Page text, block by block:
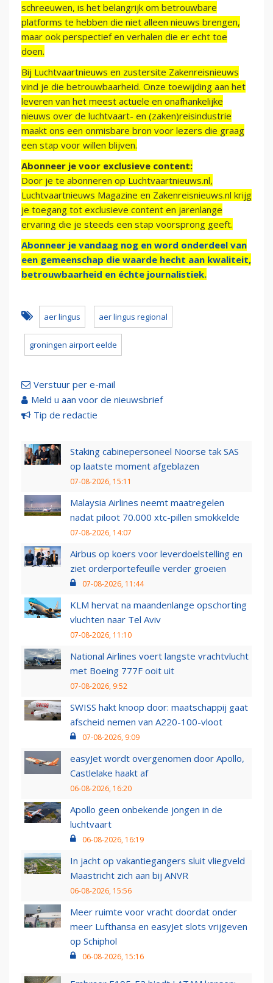
schreeuwen, is het belangrijk om betrouwbare
platforms te hebben die niet alleen nieuws brengen,
maar ook perspectief en verhalen die er echt toe
doen.
Bij Luchtvaartnieuws en zustersite Zakenreisnieuws
vind je die betrouwbaarheid. Onze toewijding aan het
leveren van het meest actuele en onafhankelijke
nieuws over de luchtvaart- en (zaken)reisindustrie
maakt ons een onmisbare bron voor lezers die graag
een stap voor willen blijven.
Abonneer je voor exclusieve content:
Door je te abonneren op Luchtvaartnieuws.nl,
Luchtvaartnieuws Magazine en Zakenreisnieuws.nl krijg
je toegang tot exclusieve content en jarenlange
ervaring die je steeds een stap voorsprong geeft.
Abonneer je vandaag nog en word onderdeel van
een gemeenschap die waarde hecht aan kwaliteit,
betrouwbaarheid en échte journalistiek.
aer lingus aer lingus regional
groningen airport eelde
Verstuur per e-mail
Meld u aan voor de nieuwsbrief
Tip de redactie
Staking cabinepersoneel Noorse tak SAS
op laatste moment afgeblazen
07-08-2026, 15:11
Malaysia Airlines neemt maatregelen
nadat piloot 70.000 xtc-pillen smokkelde
07-08-2026, 14:07
Airbus op koers voor leverdoelstelling en
ziet orderportefeuille verder groeien
07-08-2026, 11:44
KLM hervat na maandenlange opschorting
vluchten naar Tel Aviv
07-08-2026, 11:10
National Airlines voert langste vrachtvlucht
met Boeing 777F ooit uit
07-08-2026, 9:52
SWISS hakt knoop door: maatschappij gaat
afscheid nemen van A220-100-vloot
07-08-2026, 9:09
easyJet wordt overgenomen door Apollo,
Castlelake haakt af
06-08-2026, 16:20
Apollo geen onbekende jongen in de
luchtvaart
06-08-2026, 16:19
In jacht op vakantiegangers sluit vliegveld
Maastricht zich aan bij ANVR
06-08-2026, 15:56
Meer ruimte voor vracht doordat onder
meer Lufthansa en easyJet slots vrijgeven
op Schiphol
06-08-2026, 15:16